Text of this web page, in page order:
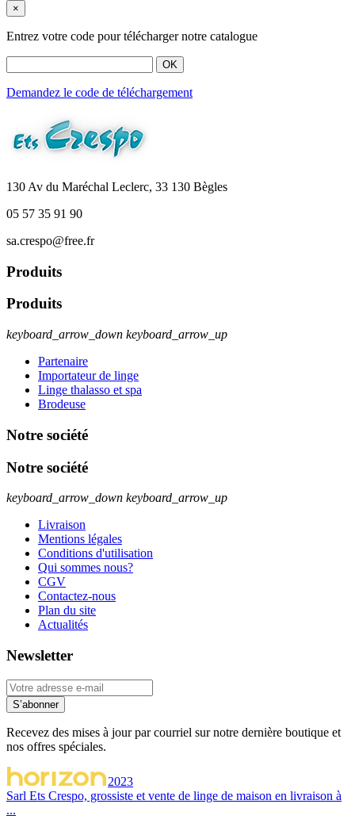
×
Entrez votre code pour télécharger notre catalogue
OK
Demandez le code de téléchargement
130 Av du Maréchal Leclerc, 33 130 Bègles
05 57 35 91 90
sa.crespo@free.fr
Produits
Produits
keyboard_arrow_down keyboard_arrow_up
Partenaire
Importateur de linge
Linge thalasso et spa
Brodeuse
Notre société
Notre société
keyboard_arrow_down keyboard_arrow_up
Livraison
Mentions légales
Conditions d'utilisation
Qui sommes nous?
CGV
Contactez-nous
Plan du site
Actualités
Newsletter
S’abonner
Recevez des mises à jour par courriel sur notre dernière boutique et
nos offres spéciales.
2023
Sarl Ets Crespo, grossiste et vente de linge de maison en livraison à
...